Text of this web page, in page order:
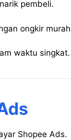
pembeli.
ongkir
waktu singkat.
Shopee Ads.